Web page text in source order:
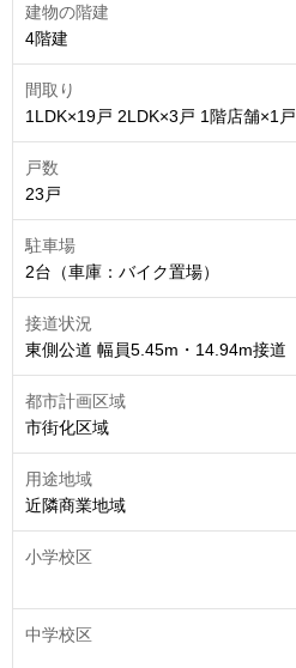
建物の階建
4階建
間取り
1LDK×19戸 2LDK×3戸 1階店舗×1戸
戸数
23戸
駐車場
2台（車庫：バイク置場）
接道状況
東側公道 幅員5.45m・14.94m接道
都市計画区域
市街化区域
用途地域
近隣商業地域
小学校区
中学校区